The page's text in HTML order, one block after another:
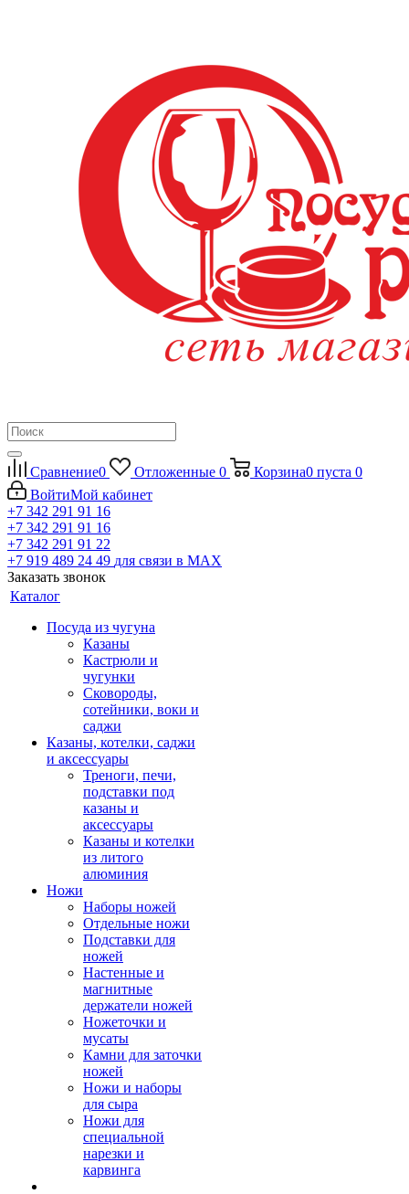
Сравнение0 Отложенные 0 Корзина0 пуста 0
ВойтиМой кабинет
+7 342 291 91 16
+7 342 291 91 16
+7 342 291 91 22
+7 919 489 24 49 для связи в МАХ
Заказать звонок
Каталог
Посуда из чугуна
Казаны
Кастрюли и
чугунки
Сковороды,
сотейники, воки и
саджи
Казаны, котелки, саджи
и аксессуары
Треноги, печи,
подставки под
казаны и
аксессуары
Казаны и котелки
из литого
алюминия
Ножи
Наборы ножей
Отдельные ножи
Подставки для
ножей
Настенные и
магнитные
держатели ножей
Ножеточки и
мусаты
Камни для заточки
ножей
Ножи и наборы
для сыра
Ножи для
специальной
нарезки и
карвинга